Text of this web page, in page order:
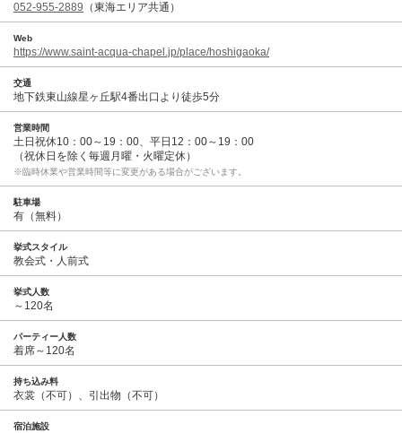
052-955-2889 （東海エリア共通）
Web
https://www.saint-acqua-chapel.jp/place/hoshigaoka/
交通
地下鉄東山線星ヶ丘駅4番出口より徒歩5分
営業時間
土日祝休10：00～19：00、平日12：00～19：00
（祝休日を除く毎週月曜・火曜定休）
※臨時休業や営業時間等に変更がある場合がございます。
駐車場
有（無料）
挙式スタイル
教会式・人前式
挙式人数
～120名
パーティー人数
着席～120名
持ち込み料
衣裳（不可）、引出物（不可）
宿泊施設